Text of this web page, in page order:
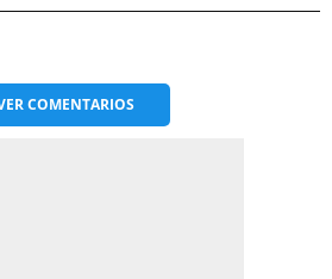
COMENTARIOS